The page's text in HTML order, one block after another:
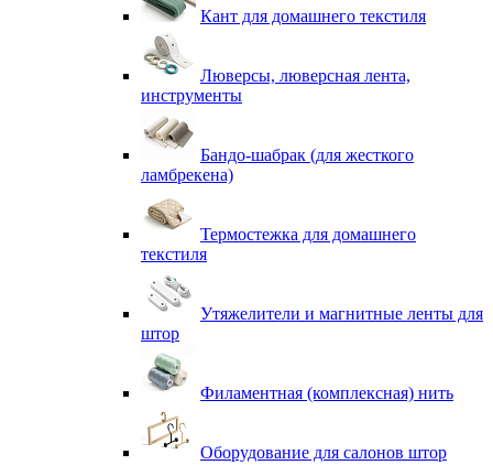
Кант для домашнего текстиля
Люверсы, люверсная лента,
инструменты
Бандо-шабрак (для жесткого
ламбрекена)
Термостежка для домашнего
текстиля
Утяжелители и магнитные ленты для
штор
Филаментная (комплексная) нить
Оборудование для салонов штор